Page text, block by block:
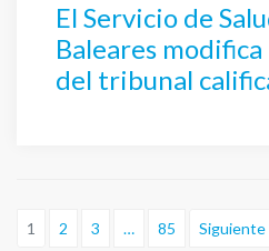
El Servicio de
Baleares
del tribunal
1 2 3 … 85 Siguiente